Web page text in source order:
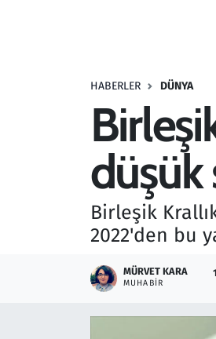
HABERLER DÜNYA
düşük
Birleşik
2022'den bu
MÜRVET KARA
MUHABIR
Savunma Sanayi
Teknoloji ve Bilim
Televizyon